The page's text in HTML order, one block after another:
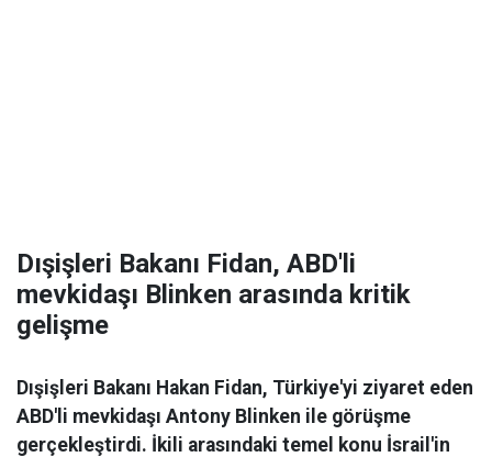
Dışişleri Bakanı Fidan, ABD'li
mevkidaşı Blinken arasında kritik
gelişme
Dışişleri Bakanı Hakan Fidan, Türkiye'yi ziyaret eden
ABD'li mevkidaşı Antony Blinken ile görüşme
gerçekleştirdi. İkili arasındaki temel konu İsrail'in